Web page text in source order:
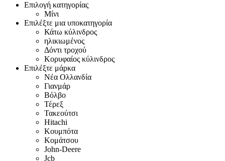
Επιλογή κατηγορίας
Μίνι
Επιλέξτε μια υποκατηγορία
Κάτω κύλινδρος
ηλικιωμένος
Δόντι τροχού
Κορυφαίος κύλινδρος
Επιλέξτε μάρκα
Νέα Ολλανδία
Γιανμάρ
Βόλβο
Τέρεξ
Τακεούτσι
Hitachi
Κουμπότα
Κομάτσου
John-Deere
Jcb